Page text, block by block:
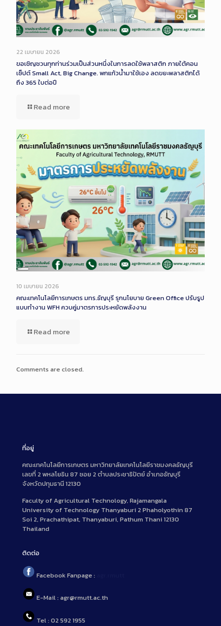
22 เมษายน 2026
ขอเชิญชวนทุกท่านร่วมเป็นส่วนหนึ่งในการลดใช้พลาสติก ภายใต้คอน
เซ็ปต์ Small Act, Big Change. พกแก้วน้ำมาใช้เอง ลดขยะพลาสติกได้
ถึง 365 ใบต่อปี
Read more
Long
Description
10 เมษายน 2026
คณะเทคโนโลยีการเกษตร มทร.ธัญบุรี รุกนโยบาย Green Office ปรับรูป
แบบทำงาน WFH ควบคู่มาตรการประหยัดพลังงาน
Read more
Comments are closed.
ที่อยู่
คณะเทคโนโลยีการเกษตร มหาวิทยาลัยเทคโนโลยีราชมงคลธัญบุรี
เลขที่ 2 พหลโยธิน 87 ซอย 2 ตำบลประชาธิปัตย์ อำเภอธัญบุรี
จังหวัดปทุมธานี 12130
Faculty of Agricultural Technology, Rajamangala
University of Technology Thanyaburi 2 Phaholyothin 87
Soi 2, Prachathipat, Thanyaburi, Pathum Thani 12130
Thailand
ติดต่อ
Facebook Fanpage :
E-Mail : agr@rmutt.ac.th
Tel : 02 592 1955